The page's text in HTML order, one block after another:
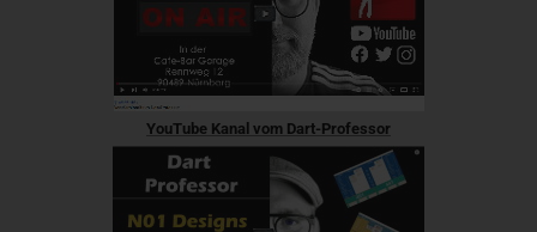
YouTube Kanal vom Dart-Professor